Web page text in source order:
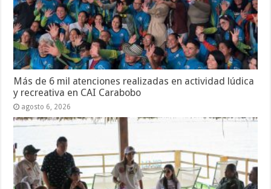
Más de 6 mil atenciones realizadas en actividad lúdica
y recreativa en CAI Carabobo
agosto 6, 2026